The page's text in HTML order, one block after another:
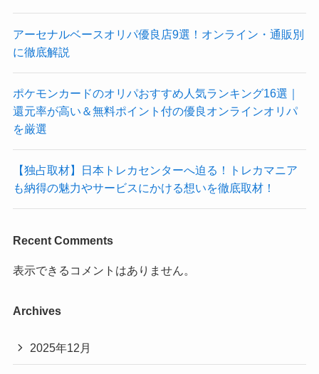
アーセナルベースオリパ優良店9選！オンライン・通販別
に徹底解説
ポケモンカードのオリパおすすめ人気ランキング16選｜
還元率が高い＆無料ポイント付の優良オンラインオリパ
を厳選
【独占取材】日本トレカセンターへ迫る！トレカマニア
も納得の魅力やサービスにかける想いを徹底取材！
Recent Comments
表示できるコメントはありません。
Archives
2025年12月